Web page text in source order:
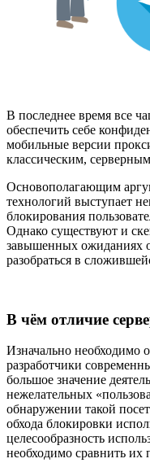
В последнее время все
обеспечить себе
мобильные версии
классическим,
Основополагающим
технологий выступает
блокирования
Однако существуют и
завышенных ожиданиях
разобраться в
В чём отличие
Изначально необходимо
разработчики
большое значение
нежелательных
обнаружении такой
обхода блокировки
целесообразность
необходимо сравнить